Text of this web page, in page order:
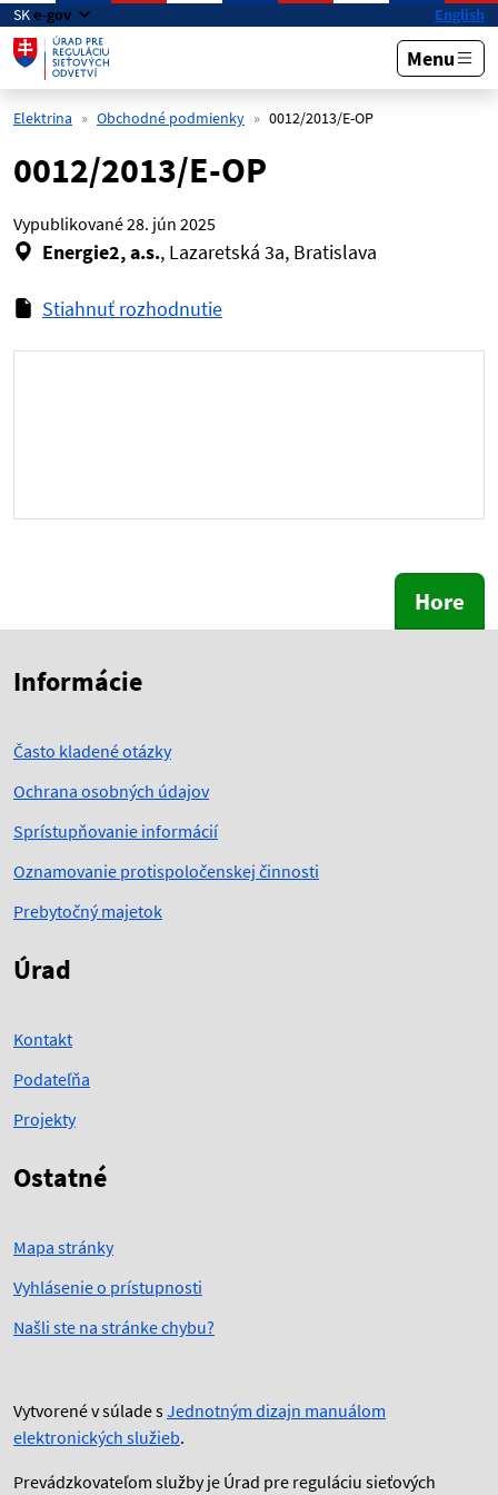
Preskočiť na hlavný obsah
SKe-gov English
Menu
Elektrina Obchodné podmienky 0012/2013/E-OP
0012/2013/E-OP
Vypublikované28. jún 2025
Energie2, a.s., Lazaretská 3a, Bratislava
Stiahnuť rozhodnutie
Hore
Informácie
Často kladené otázky
Ochrana osobných údajov
Sprístupňovanie informácií
Oznamovanie protispoločenskej činnosti
Prebytočný majetok
Úrad
Kontakt
Podateľňa
Projekty
Ostatné
Mapa stránky
Vyhlásenie o prístupnosti
Našli ste na stránke chybu?
Vytvorené v súlade sJednotným dizajn manuálom
elektronických služieb.
Prevádzkovateľom služby je Úrad pre reguláciu sieťových